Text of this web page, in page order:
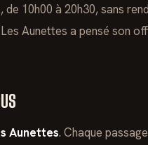
10h00 à 20h30, sans
Aunettes a pensé son
Aunettes. Chaque